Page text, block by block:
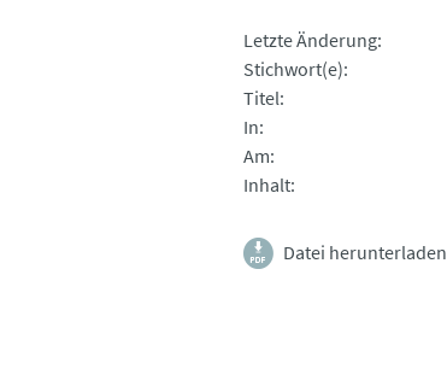
Letzte Änderung
Stichwort(e)
Titel
In
Am
Inhalt
Datei herunterladen